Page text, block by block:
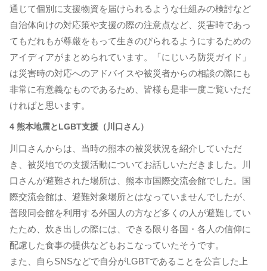
通じて個別に支援物資を届けられるような仕組みの検討など
自治体向けの対応策や支援の際の注意点など、災害時であっ
てもだれもが尊厳をもって生きのびられるようにするための
アイディアがまとめられています。「にじいろ防災ガイド」
は災害時の対応へのアドバイスや被災者からの相談の際にも
非常に有意義なものであるため、皆様も是非一度ご覧いただ
ければと思います。
4 熊本地震とLGBT支援（川口さん）
川口さんからは、当時の熊本の被災状況を紹介していただ
き、被災地での支援活動についてお話しいただきました。川
口さんが避難された場所は、熊本市国際交流会館でした。国
際交流会館は、避難対象場所とはなっていませんでしたが、
普段同会館を利用する外国人の方など多くの人が避難してい
たため、炊き出しの際には、できる限り各国・各人の信仰に
配慮した食事の提供などもおこなっていたそうです。
また、自らSNSなどで自分がLGBTであることを公言した上